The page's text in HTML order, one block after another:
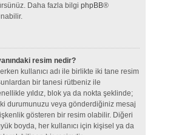
Daha fazla bilgi phpBB®
resim nedir?
kullanıcı adı ile birlikte iki tane resim
bir tanesi rütbeniz ile
yıldız, blok ya da nokta şeklinde;
durumunuzu veya gönderdiğiniz mesaj
gösteren bir resim olabilir. Diğeri
boyda, her kullanıcı için kişisel ya da